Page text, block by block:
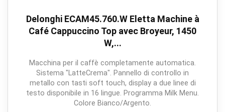
Delonghi ECAM45.760.W Eletta Machine à
Café Cappuccino Top avec Broyeur, 1450
W,...
Macchina per il caffè completamente automatica.
Sistema "LatteCrema". Pannello di controllo in
metallo con tasti soft touch, display a due linee di
testo disponibile in 16 lingue. Programma Milk Menu.
Colore Bianco/Argento.